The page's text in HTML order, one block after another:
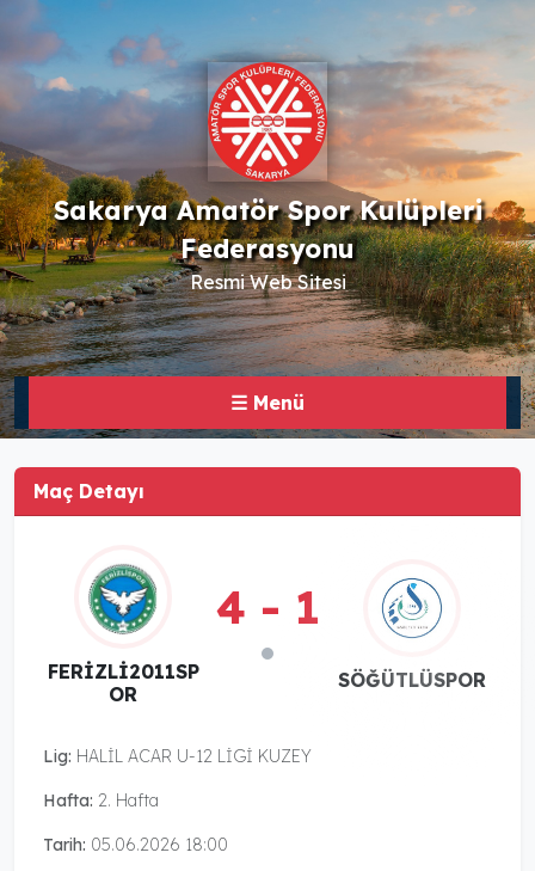
Sakarya Amatör Spor Kulüpleri
Federasyonu
Resmi Web Sitesi
☰ Menü
Maç Detayı
FERİZLİ2011SP
OR
4 - 1
SÖĞÜTLÜSPOR
Lig: HALİL ACAR U-12 LİGİ KUZEY
Hafta: 2. Hafta
Tarih: 05.06.2026 18:00